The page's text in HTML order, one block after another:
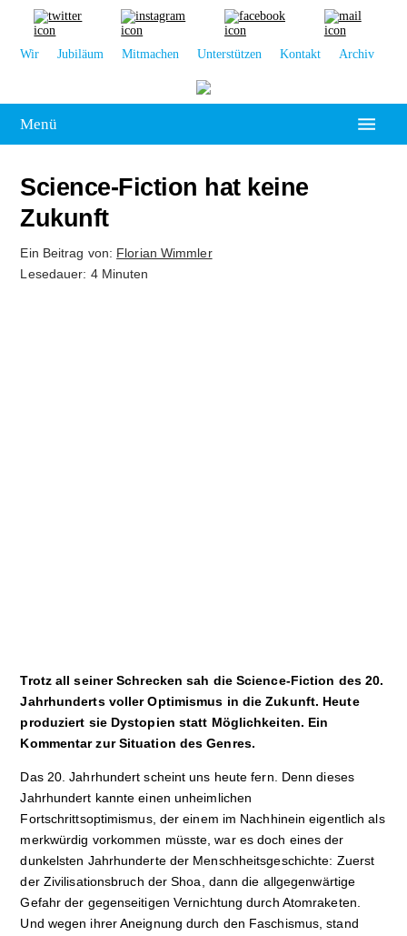
Wir Jubiläum Mitmachen Unterstützen Kontakt Archiv
Menü
Leipzig
Kolumne
Science-Fiction hat keine
Zukunft
Ein Beitrag von: Florian Wimmler
Lesedauer: 4 Minuten
Trotz all seiner Schrecken sah die Science-Fiction des 20.
Jahrhunderts voller Optimismus in die Zukunft. Heute
produziert sie Dystopien statt Möglichkeiten. Ein
Kommentar zur Situation des Genres.
Das 20. Jahrhundert scheint uns heute fern. Denn dieses
Jahrhundert kannte einen unheimlichen
Fortschrittsoptimismus, der einem im Nachhinein eigentlich als
merkwürdig vorkommen müsste, war es doch eines der
dunkelsten Jahrhunderte der Menschheitsgeschichte: Zuerst
der Zivilisationsbruch der Shoa, dann die allgegenwärtige
Gefahr der gegenseitigen Vernichtung durch Atomraketen.
Und wegen ihrer Aneignung durch den Faschismus, stand